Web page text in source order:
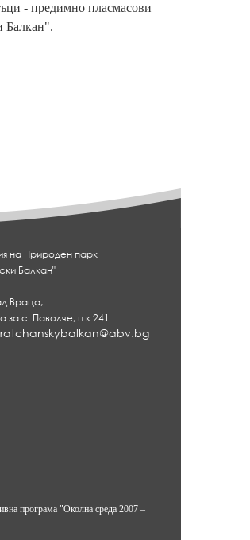
- предимно пласмасови
Балкан".
на Природен парк
Балкан"
Враца,
за с. Паволче, п.к.241
програма "Околна среда 2007 –